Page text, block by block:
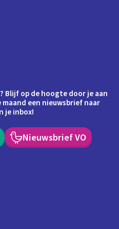
Blijf op de hoogte door je aan
een nieuwsbrief naar
je inbox!
Nieuwsbrief VO